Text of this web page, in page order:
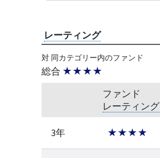
レーティング
対 同カテゴリー内のファンド
総合 ★★★★
ファンド
レーティング
3年 ★★★★